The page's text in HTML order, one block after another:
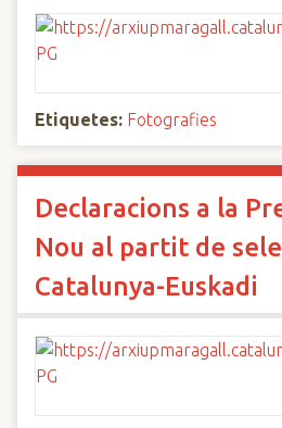
Etiquetes: Fotografies
Declaracions a la
Nou al partit de
Catalunya-Euskadi